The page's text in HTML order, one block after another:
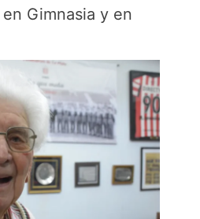
Gimnasia y en